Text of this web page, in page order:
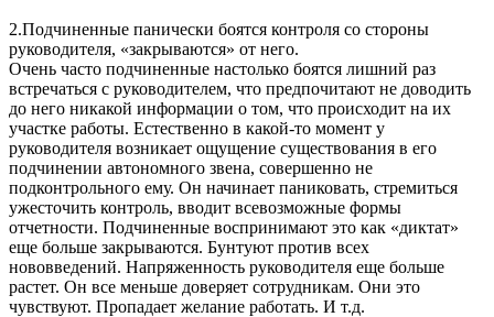
2.Подчиненные панически боятся контроля со стороны
руководителя, «закрываются» от него.
Очень часто подчиненные настолько боятся лишний раз
встречаться с руководителем, что предпочитают не доводить
до него никакой информации о том, что происходит на их
участке работы. Естественно в какой-то момент у
руководителя возникает ощущение существования в его
подчинении автономного звена, совершенно не
подконтрольного ему. Он начинает паниковать, стремиться
ужесточить контроль, вводит всевозможные формы
отчетности. Подчиненные воспринимают это как «диктат»
еще больше закрываются. Бунтуют против всех
нововведений. Напряженность руководителя еще больше
растет. Он все меньше доверяет сотрудникам. Они это
чувствуют. Пропадает желание работать. И т.д.